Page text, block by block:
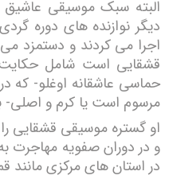
دیگر نوازنده های دوره
اجرا می کردند و دستمزد
قشقایی است شامل حکایت
حماسی عاشقانه اوغلو- که
مرسوم است یا کرم و اصلی-
و در دوران صفویه مهاجرت
در استان های مرکزی مانند